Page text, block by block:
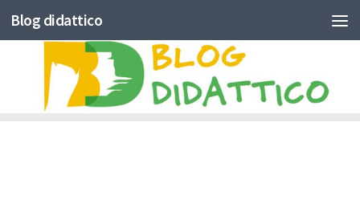
Skip to content
Blog didattico